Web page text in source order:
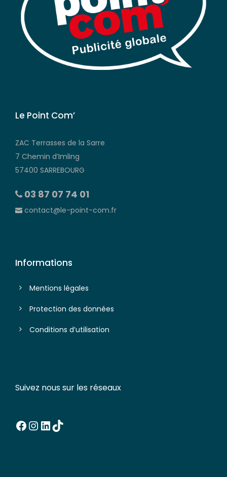
Le Point Com’
ZAC Terrasses de la Sarre
7 Chemin d’Imling
57400 SARREBOURG
03 87 07 74 01
contact@le-point-com.fr
Informations
Mentions légales
Protection des données
Conditions d’utilisation
Suivez nous sur les réseaux
Facebook InstagramLinkedIn TikTok